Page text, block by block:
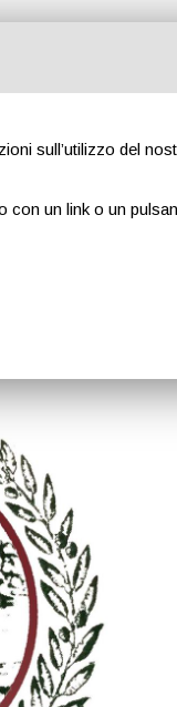
sull’utilizzo del
un link o un